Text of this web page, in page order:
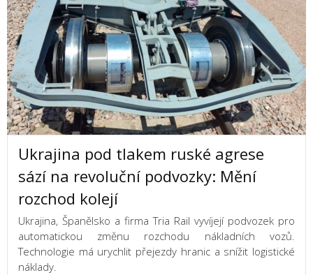
Ukrajina pod tlakem ruské agrese
sází na revoluční podvozky: Mění
rozchod kolejí
Ukrajina, Španělsko a firma Tria Rail vyvíjejí podvozek pro
automatickou změnu rozchodu nákladních vozů.
Technologie má urychlit přejezdy hranic a snížit logistické
náklady.